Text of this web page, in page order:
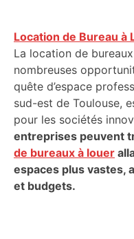
Location de Bureau à
La location de
nombreuses
quête d’espace
sud-est de Toulouse,
pour les sociétés
entreprises peuvent
de bureaux à louer
espaces plus vastes,
et budgets.